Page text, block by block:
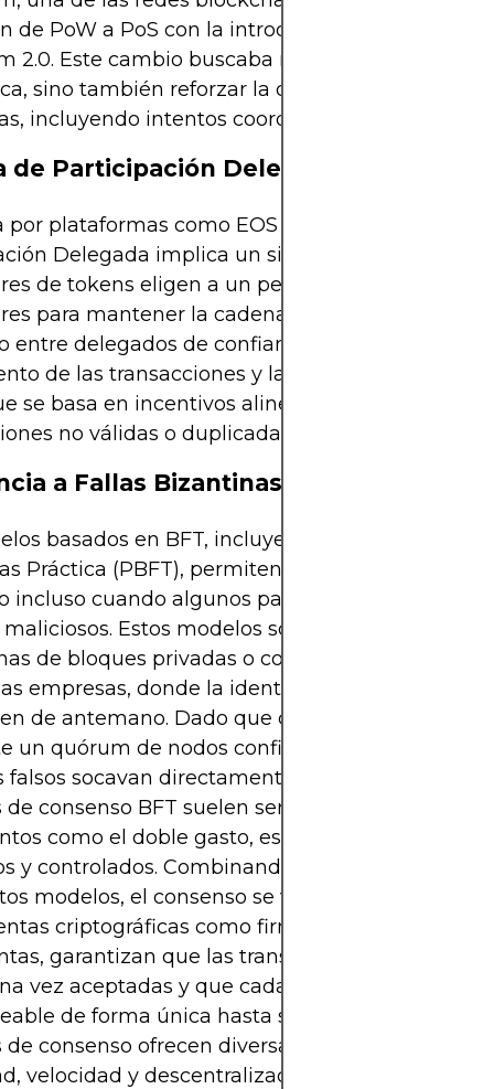
de PoW a PoS con la introducción de la
2.0. Este cambio buscaba no solo mejorar la
sino también reforzar la defensa contra
incluyendo intentos coordinados de doble
de Participación Delegada (DPoS)
plataformas como EOS y Tron, la Prueba de
Delegada implica un sistema de votación
de tokens eligen a un pequeño número de
para mantener la cadena de bloques. Al
entre delegados de confianza, DPoS mejora el
de las transacciones y la velocidad de
se basa en incentivos alineados para evitar
no válidas o duplicadas.
a Fallas Bizantinas (BFT)
basados ​​en BFT, incluyendo la Tolerancia a
Práctica (PBFT), permiten que los nodos
incluso cuando algunos participantes de la red
Estos modelos son especialmente
de bloques privadas o con permisos, como
empresas, donde la identidad y la confianza se
de antemano. Dado que cada transacción se
un quórum de nodos confiables, y dado que los
falsos socavan directamente el proceso de
de consenso BFT suelen ser robustos contra
como el doble gasto, especialmente en
y controlados. Combinando consenso y
modelos, el consenso se ve reforzado por
criptográficas como firmas digitales y
garantizan que las transacciones no se
vez aceptadas y que cada entrada en el libro
de forma única hasta su originador. Los
de consenso ofrecen diversas compensaciones
velocidad y descentralización. Sin embargo,